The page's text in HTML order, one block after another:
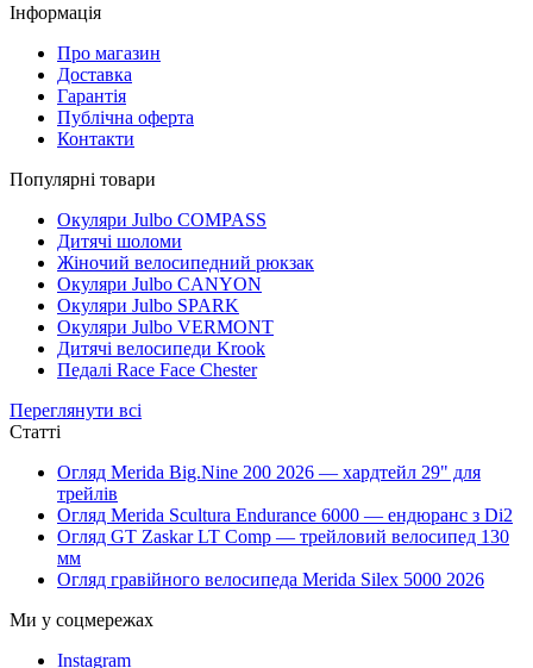
Інформація
Про магазин
Доставка
Гарантія
Публічна оферта
Контакти
Популярні товари
Окуляри Julbo COMPASS
Дитячі шоломи
Жіночий велосипедний рюкзак
Окуляри Julbo CANYON
Окуляри Julbo SPARK
Окуляри Julbo VERMONT
Дитячі велосипеди Krook
Педалі Race Face Chester
Переглянути всі
Статті
Огляд Merida Big.Nine 200 2026 — хардтейл 29" для
трейлів
Огляд Merida Scultura Endurance 6000 — ендюранс з Di2
Огляд GT Zaskar LT Comp — трейловий велосипед 130
мм
Огляд гравійного велосипеда Merida Silex 5000 2026
Ми у соцмережах
Instagram